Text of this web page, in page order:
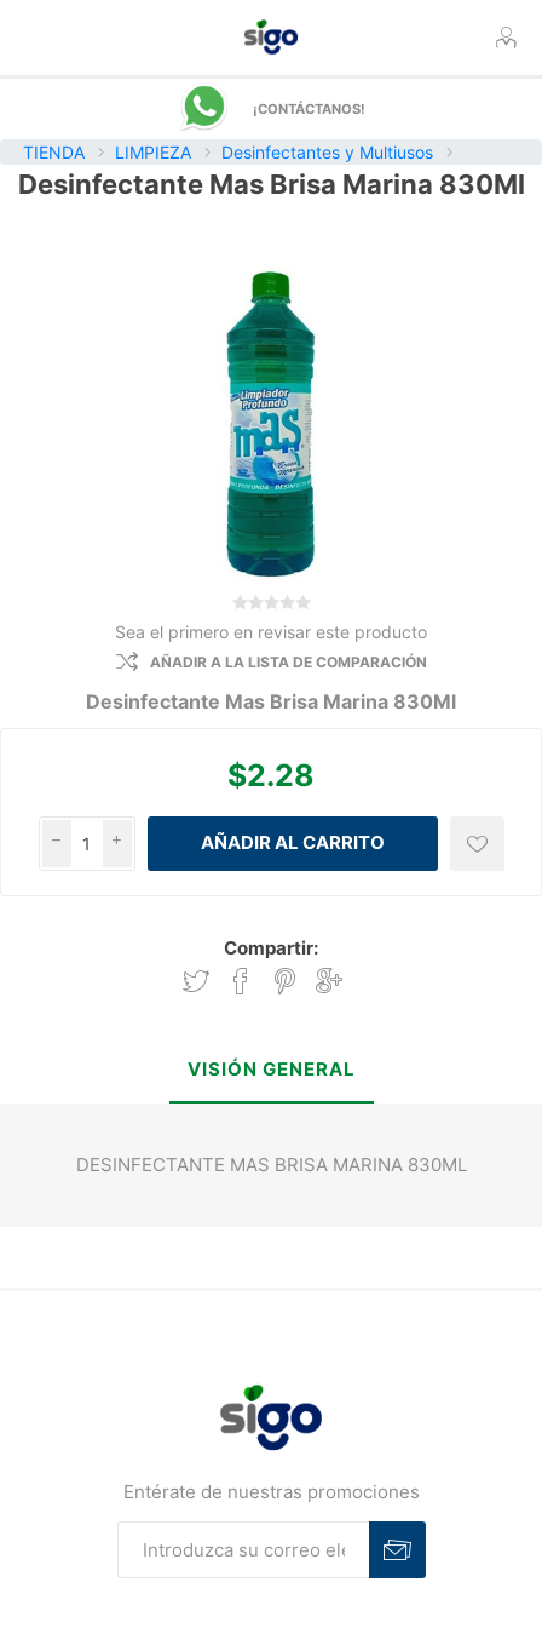
¡CONTÁCTANOS!
TIENDA LIMPIEZA Desinfectantes y Multiusos
Desinfectante Mas Brisa Marina 830Ml
Sea el primero en revisar este producto
AÑADIR A LA LISTA DE COMPARACIÓN
Desinfectante Mas Brisa Marina 830Ml
$2.28
i
h
Compartir:
VISIÓN GENERAL
DESINFECTANTE MAS BRISA MARINA 830ML
Entérate de nuestras promociones